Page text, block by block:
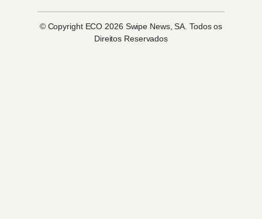
© Copyright ECO 2026 Swipe News, SA. Todos os
Direitos Reservados